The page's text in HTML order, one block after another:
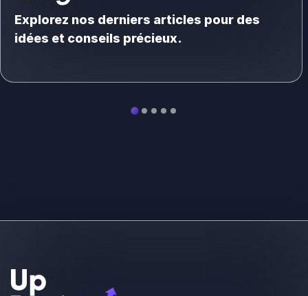
Explorez nos derniers articles pour des
idées et conseils précieux.